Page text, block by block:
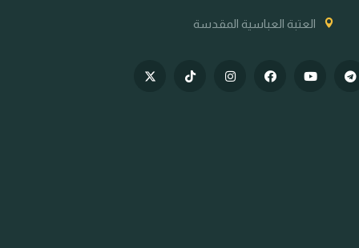
العتبة العباسية المقدسة